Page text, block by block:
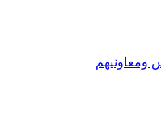
ومعاونيهم